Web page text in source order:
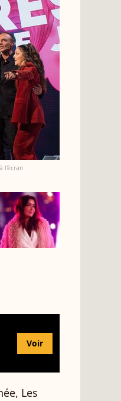
l'écran
Voir
Les